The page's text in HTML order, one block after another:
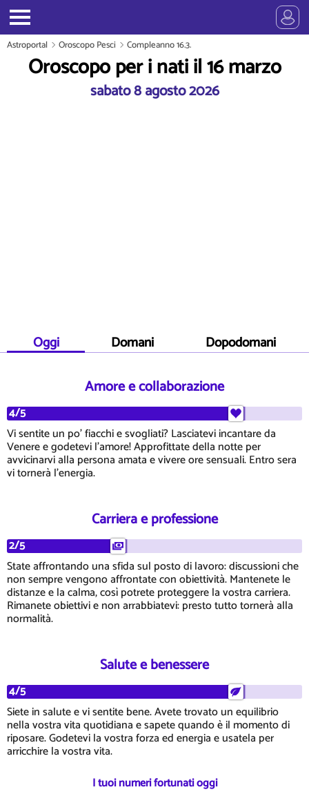
Astroportal Oroscopo Pesci Compleanno 16.3.
Oroscopo per i nati il 16 marzo
sabato 8 agosto 2026
Oggi Domani Dopodomani
Amore e collaborazione
4/5
Vi sentite un po' fiacchi e svogliati? Lasciatevi incantare da
Venere e godetevi l'amore! Approfittate della notte per
avvicinarvi alla persona amata e vivere ore sensuali. Entro sera
vi tornerà l'energia.
Carriera e professione
2/5
State affrontando una sfida sul posto di lavoro: discussioni che
non sempre vengono affrontate con obiettività. Mantenete le
distanze e la calma, così potrete proteggere la vostra carriera.
Rimanete obiettivi e non arrabbiatevi: presto tutto tornerà alla
normalità.
Salute e benessere
4/5
Siete in salute e vi sentite bene. Avete trovato un equilibrio
nella vostra vita quotidiana e sapete quando è il momento di
riposare. Godetevi la vostra forza ed energia e usatela per
arricchire la vostra vita.
I tuoi numeri fortunati oggi